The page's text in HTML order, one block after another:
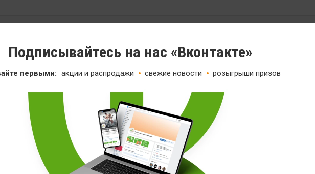
город
Подписывайтесь на нас «Вконтакте»
первыми: акции и распродажи свежие новости розыгрыши призов